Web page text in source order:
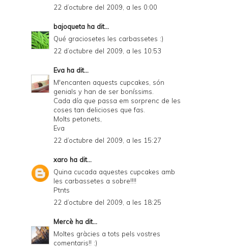
22 d’octubre del 2009, a les 0:00
bajoqueta ha dit...
Qué graciosetes les carbassetes :)
22 d’octubre del 2009, a les 10:53
Eva ha dit...
M'encanten aquests cupcakes, són
genials y han de ser boníssims.
Cada día que passa em sorprenc de les
coses tan delicioses que fas.
Molts petonets,
Eva
22 d’octubre del 2009, a les 15:27
xaro ha dit...
Quina cucada aquestes cupcakes amb
les carbassetes a sobre!!!!
Ptnts
22 d’octubre del 2009, a les 18:25
Mercè ha dit...
Moltes gràcies a tots pels vostres
comentaris!! :)